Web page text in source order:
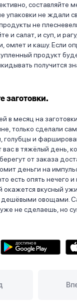
составляйте
упаковки не ждали
не
и салат, и суп, и
омлет и кашу. Если
продукт
получится
заготовки.
в месяц на
только сделали
голубцы и
в тяжёлый день,
от заказа
деньги на
есть опять нечего
окажется вкусный
овощами.
не сделаешь, но